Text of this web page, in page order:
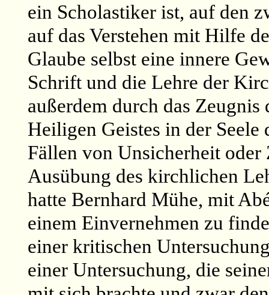
ein Scholastiker ist, auf den
auf das Verstehen mit Hilfe
Glaube selbst eine innere
Schrift und die Lehre der
außerdem durch das
Heiligen Geistes in der
Fällen von Unsicherheit
Ausübung des kirchlichen
hatte Bernhard Mühe, mit
einem Einvernehmen zu
einer kritischen
einer Untersuchung, die